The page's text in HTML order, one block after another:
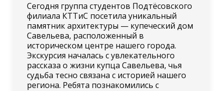
Сегодня группа студентов Подтёсовского
филиала КТТиС посетила уникальный
памятник архитектуры — купеческий дом
Савельева, расположенный в
историческом центре нашего города.
Экскурсия началась с увлекательного
рассказа о жизни купца Савельева, чья
судьба тесно связана с историей нашего
региона. Ребята познакомились с